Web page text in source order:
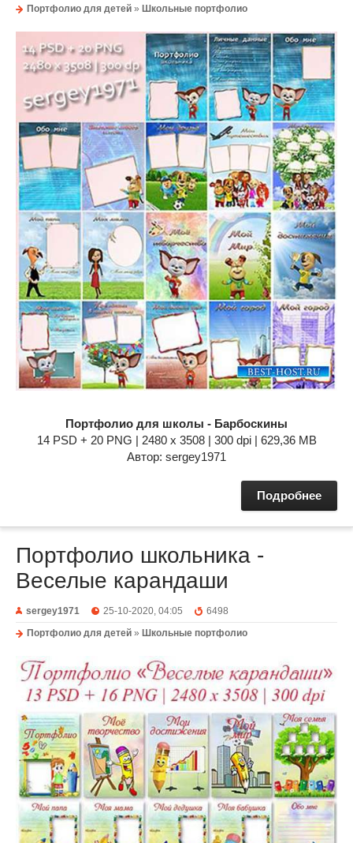
Портфолио для детей » Школьные портфолио
Портфолио для школы - Барбоскины
14 PSD + 20 PNG | 2480 x 3508 | 300 dpi | 629,36 MB
Автор: sergey1971
Подробнее
Портфолио школьника -
Веселые карандаши
sergey1971 25-10-2020, 04:05
6498
Портфолио для детей » Школьные портфолио